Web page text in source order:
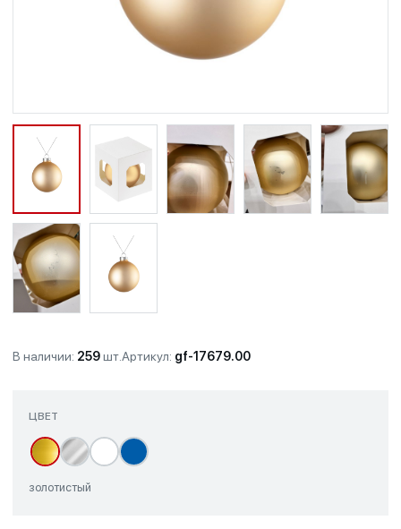
В наличии: 259шт.Артикул: gf-17679.00
ЦВЕТ
золотистый